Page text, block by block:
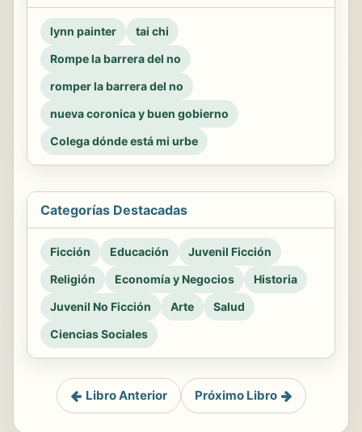
lynn painter
tai chi
Rompe la barrera del no
romper la barrera del no
nueva coronica y buen gobierno
Colega dónde está mi urbe
Categorías Destacadas
Ficción Educación
Juvenil Ficción
Religión
Economía y Negocios
Historia
Juvenil No Ficción
Arte
Salud
Ciencias Sociales
Libro Anterior Próximo Libro